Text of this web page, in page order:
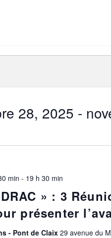
28, 2025 -
» : 3
présenter
min - 19 h 30 min
- Pont de Claix29 avenue du